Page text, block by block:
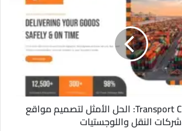
قالب Transport Company: الحل الأمثل لتصميم مواقع
شركات النقل واللوجستيات